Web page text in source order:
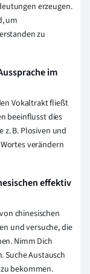
erzeugen.
um
zu
im
Vokaltrakt fließt
beeinflusst dies
z. B. Plosiven und
verändern
effektiv
chinesischen
und versuche, die
Nimm Dich
Suche Austausch
bekommen.